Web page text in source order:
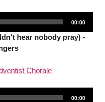
Total
00:00
hear nobody pray) -
Chorale
Total
00:00